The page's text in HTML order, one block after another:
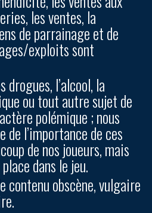
les ventes, la
de parrainage et de
exploits sont
drogues, l’alcool, la
ou tout autre sujet de
polémique ; nous
de l’importance de ces
de nos joueurs, mais
dans le jeu.
contenu obscène, vulgaire